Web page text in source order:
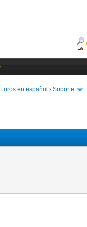
Foros en español › Soporte